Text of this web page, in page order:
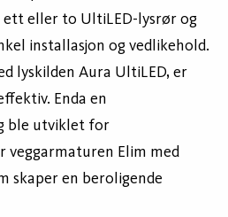
ett eller to UltiLED-lysrør og
installasjon og vedlikehold.
lyskilden Aura UltiLED, er
Enda en
ble utviklet for
veggarmaturen Elim med
skaper en beroligende